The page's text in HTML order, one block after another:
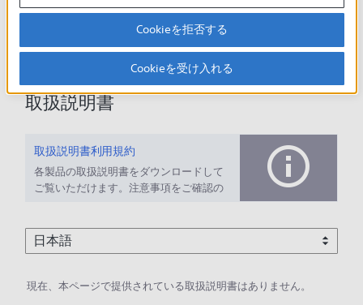
現在、本ページで提供されているアップデート情報はありませ
取扱説明書
取扱説明書利用規約
各製品の取扱説明書をダウンロードして
ご覧いただけます。注意事項をご確認の
現在、本ページで提供されている取扱説明書はありません。
Cookieを拒否する
Cookieを受け入れる